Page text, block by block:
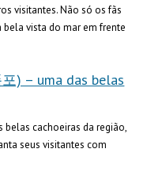
visitantes. Não só os fãs
vista do mar em frente
) – uma das belas
belas cachoeiras da região,
seus visitantes com